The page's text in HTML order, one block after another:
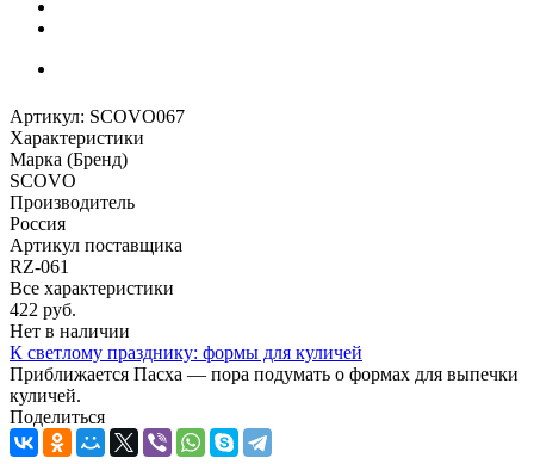
Артикул: SCOVO067
Характеристики
Марка (Бренд)
SCOVO
Производитель
Россия
Артикул поставщика
RZ-061
Все характеристики
422 руб.
Нет в наличии
К светлому празднику: формы для куличей
Приближается Пасха — пора подумать о формах для выпечки
куличей.
Поделиться